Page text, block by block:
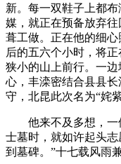
新。每一双鞋子上都
媒，就正在预备放弃
葺工做。正在他的细
后的五六个小时，将
狭小的山上前行。一
心，丰滦密结合县县
守，北昆此次名为“姹
他来不及多想，一
士墓时，就如许起头
到墓碑。”十七载风雨兼